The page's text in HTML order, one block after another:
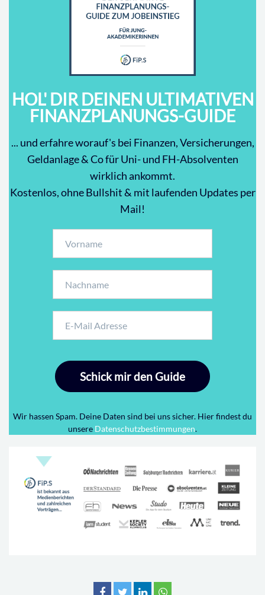
HOL' DIR DEINEN ULTIMATIVEN
FINANZPLANUNGS-GUIDE
... und erfahre worauf's bei Finanzen, Versicherungen,
Geldanlage & Co für Uni- und FH-Absolventen
wirklich ankommt.
Kostenlos, ohne Bullshit & mit laufenden Updates per
Mail!
Schick mir den Guide
Wir hassen Spam. Deine Daten sind bei uns sicher. Hier findest du
unsere Datenschutzbestimmungen.